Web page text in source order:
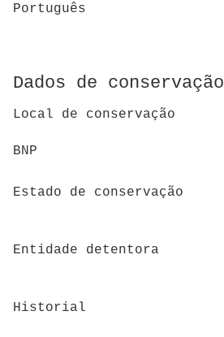
Português
Dados de conservação
Local de conservação
BNP
Estado de conservação
Entidade detentora
Historial